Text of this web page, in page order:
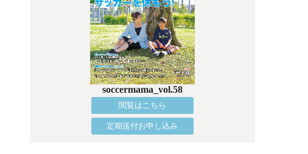
soccermama_vol.58
閲覧はこちら
定期送付お申し込み